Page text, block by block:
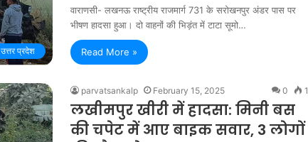
उत्तर प्रदेश
वाराणसी- लखनऊ राष्ट्रीय राजमार्ग 731 के सरोखनपुर अंडर पास पर
भीषण हादसा हुआ। दो वाहनों की भिड़ंत में टाटा सूमो…
Read More »
parvatsankalp February 15, 2025 0 1
लखीमपुर खीरी में हादसा: मिनी बस
की चपेट में आए बाइक सवार, 3 लोगों